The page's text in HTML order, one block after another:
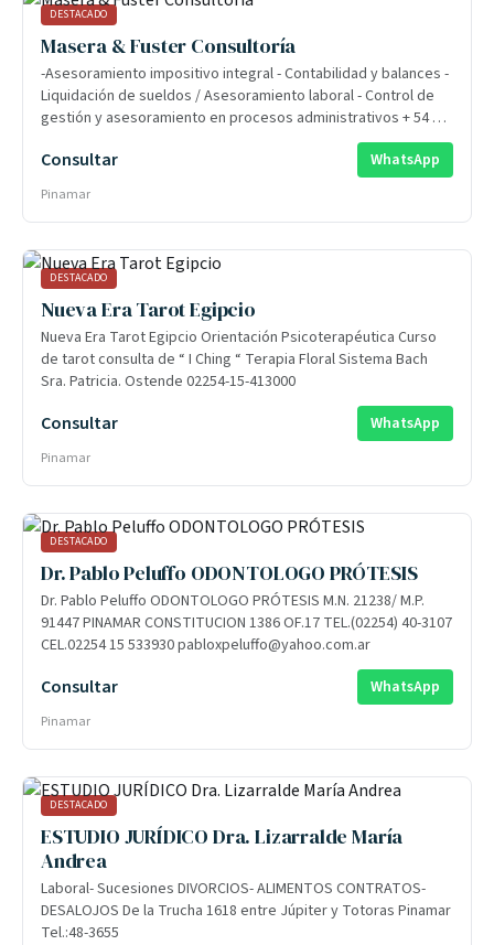
DESTACADO
Masera & Fuster Consultoría
-Asesoramiento impositivo integral - Contabilidad y balances -
Liquidación de sueldos / Asesoramiento laboral - Control de
gestión y asesoramiento en procesos administrativos + 54 9
11 5622-7101 info@myfconsultoria.com Wolf Cowork | Jason
1371, B7167 Pinamar, Bs As. Rejunta Cowork | Primera Junta
Consultar WhatsApp
Pinamar
DESTACADO
Nueva Era Tarot Egipcio
Nueva Era Tarot Egipcio Orientación Psicoterapéutica Curso
de tarot consulta de “ I Ching “ Terapia Floral Sistema Bach
Sra. Patricia. Ostende 02254-15-413000
Consultar WhatsApp
Pinamar
DESTACADO
Dr. Pablo Peluffo ODONTOLOGO PRÓTESIS
Dr. Pablo Peluffo ODONTOLOGO PRÓTESIS M.N. 21238/ M.P.
91447 PINAMAR CONSTITUCION 1386 OF.17 TEL.(02254) 40-3107
CEL.02254 15 533930 pabloxpeluffo@yahoo.com.ar
Consultar WhatsApp
Pinamar
DESTACADO
ESTUDIO JURÍDICO Dra. Lizarralde María
Andrea
Laboral- Sucesiones DIVORCIOS- ALIMENTOS CONTRATOS-
DESALOJOS De la Trucha 1618 entre Júpiter y Totoras Pinamar
Tel.:48-3655